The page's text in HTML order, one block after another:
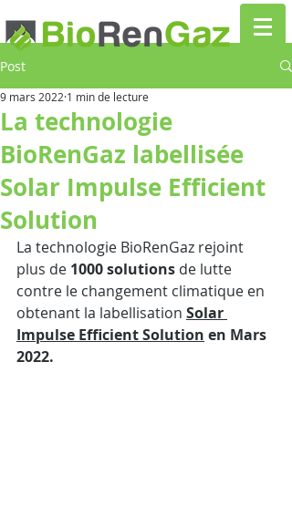
Post
La technologie
BioRenGaz labellisée
Solar Impulse Efficient
Solution
9 mars 2022 1 min de lecture
La technologie BioRenGaz rejoint
plus de 1000 solutions de lutte
contre le changement climatique en
obtenant la labellisation Solar
Impulse Efficient Solution en Mars
2022.